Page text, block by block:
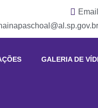
Email
GALERIA DE